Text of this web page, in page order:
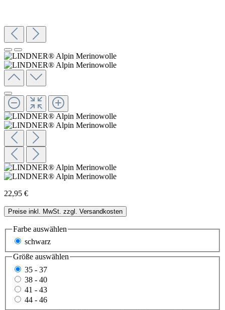
22,95 €
Preise inkl. MwSt. zzgl. Versandkosten
Farbe auswählen
schwarz
Größe auswählen
35 - 37
38 - 40
41 - 43
44 - 46